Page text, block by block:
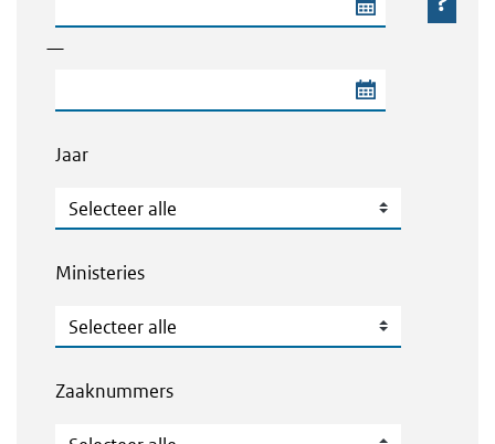
—
Jaar
Jaar
Ministeries
Ministeries
Zaaknummers
Zaaknummers